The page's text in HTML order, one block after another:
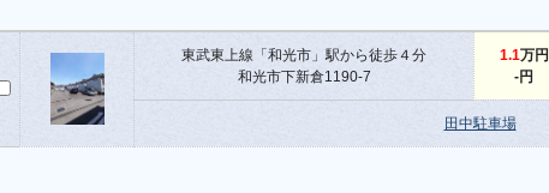
東武東上線「和光市」駅から徒歩４分
和光市下新倉1190-7
1.1万円
-円
田中駐車場